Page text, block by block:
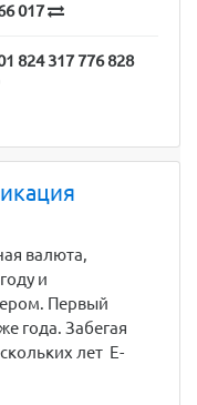
017
824 317 776 828
валюта,
и
Первый
года. Забегая
лет E-